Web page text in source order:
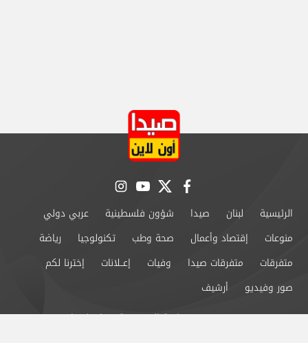
facebook
twitter
youtube
instagram
الرئيسية لبنان صيدا شؤون فلسطينية
عربي دولي
منوعات
إقتصاد وأعمال صحة وطب تكنولوجيا
رياضة
متفرقات
متفرقات صيدا وفيات إعــلانات
إخترنا لكم
صور وفيديو
أرشيف
من نحن
سياسة الخصوصية اتصل بنا